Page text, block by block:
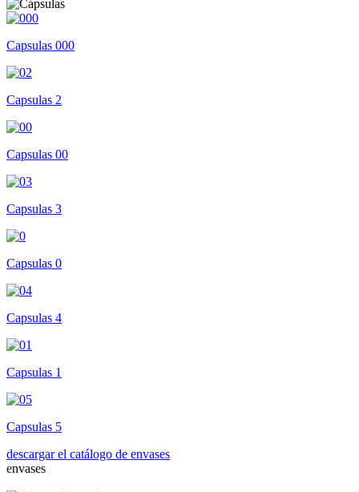
Capsulas 000
Capsulas 2
Capsulas 00
Capsulas 3
Capsulas 0
Capsulas 4
Capsulas 1
Capsulas 5
descargar el catálogo de envases
envases